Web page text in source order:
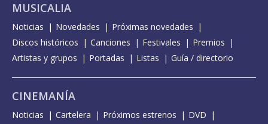
MUSICALIA
Noticias Novedades
Próximas novedades
Discos históricos
Canciones Festivales
Premios
Artistas y grupos
Portadas Listas Guía / directorio
CINEMANÍA
Noticias Cartelera Próximos estrenos
DVD